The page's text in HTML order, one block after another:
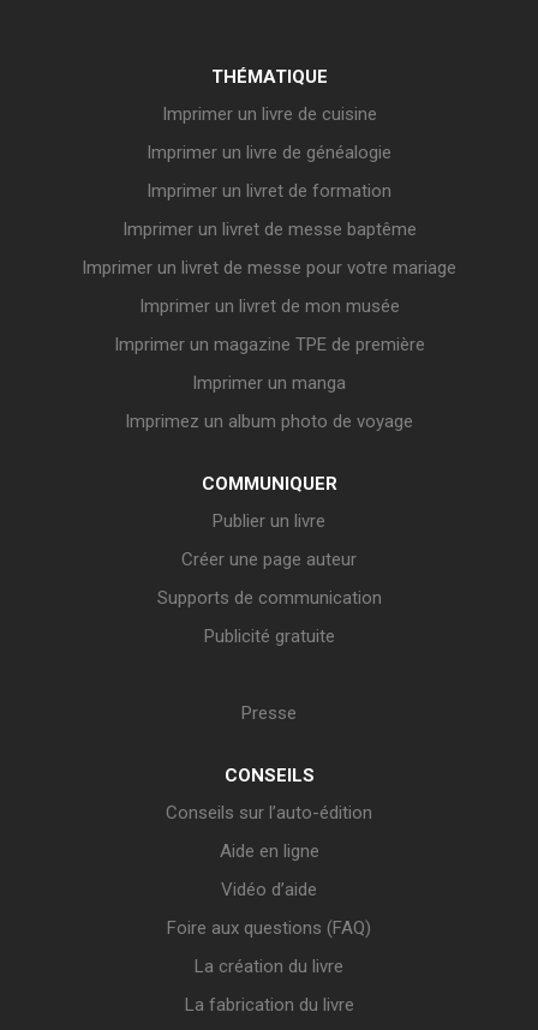
THÉMATIQUE
Imprimer un livre de cuisine
Imprimer un livre de généalogie
Imprimer un livret de formation
Imprimer un livret de messe baptême
Imprimer un livret de messe pour votre mariage
Imprimer un livret de mon musée
Imprimer un magazine TPE de première
Imprimer un manga
Imprimez un album photo de voyage
COMMUNIQUER
Publier un livre
Créer une page auteur
Supports de communication
Publicité gratuite
Presse
CONSEILS
Conseils sur l’auto-édition
Aide en ligne
Vidéo d’aide
Foire aux questions (FAQ)
La création du livre
La fabrication du livre